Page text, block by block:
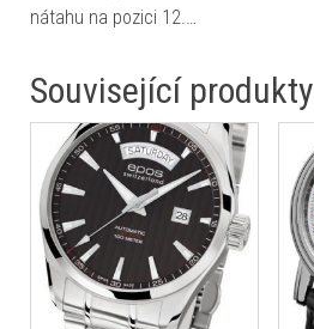
nátahu na pozici 12.…
Související produkty